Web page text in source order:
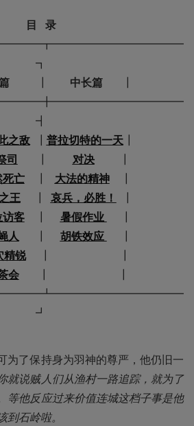
目   录
┓
篇 ┃ 中长篇
       ┃
┫
之敌
  ┃
普拉切特的一天┃
司
       ┃
对决
         ┃
死亡
    ┃
大法的精神
    ┃
王
     ┃
哀兵，必胜！
  ┃
客
    ┃
暑假作业
     ┃
人
      ┃
胡铁效应
     ┃
精锐
     ┃                         ┃
会
       ┃                         ┃
┛
为了保持身为羽神的尊严，他仍旧一
就说贼人们从渔村一路追踪，就为了
等他反应过来价值连城这档子事是他
石岭啦。